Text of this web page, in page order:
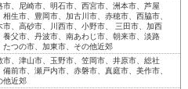
市、尼崎市、明石市、西宮市、洲本市、芦屋
相生市、豊岡市、加古川市、赤穂市、西脇市、
市、高砂市、川西市、小野市、 三田市、加西
養父市、丹波市、南あわじ市、朝来市、淡路
たつの市、加東市、その他近郊
市、津山市、玉野市、笠岡市、井原市、総社
備前市、瀬戸内市、赤磐市、真庭市、美作市、
他近郊